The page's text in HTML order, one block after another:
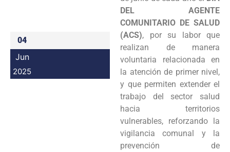
04
Jun
2025
DEL AGENTE
COMUNITARIO DE SALUD
(ACS), por su labor que
realizan de manera
voluntaria relacionada en
la atención de primer nivel,
y que permiten extender el
trabajo del sector salud
hacia territorios
vulnerables, reforzando la
vigilancia comunal y la
prevención de